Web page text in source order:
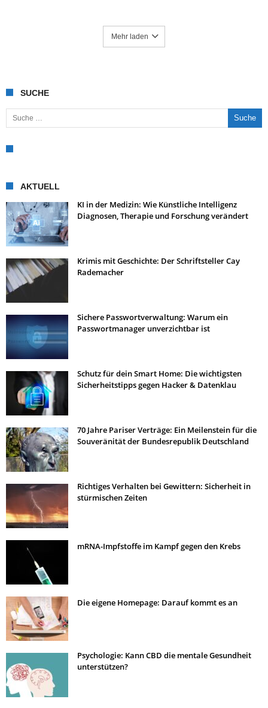
Mehr laden
SUCHE
Suche nach:
AKTUELL
KI in der Medizin: Wie Künstliche Intelligenz
Diagnosen, Therapie und Forschung verändert
Krimis mit Geschichte: Der Schriftsteller Cay
Rademacher
Sichere Passwortverwaltung: Warum ein
Passwortmanager unverzichtbar ist
Schutz für dein Smart Home: Die wichtigsten
Sicherheitstipps gegen Hacker & Datenklau
70 Jahre Pariser Verträge: Ein Meilenstein für die
Souveränität der Bundesrepublik Deutschland
Richtiges Verhalten bei Gewittern: Sicherheit in
stürmischen Zeiten
mRNA-Impfstoffe im Kampf gegen den Krebs
Die eigene Homepage: Darauf kommt es an
Psychologie: Kann CBD die mentale Gesundheit
unterstützen?